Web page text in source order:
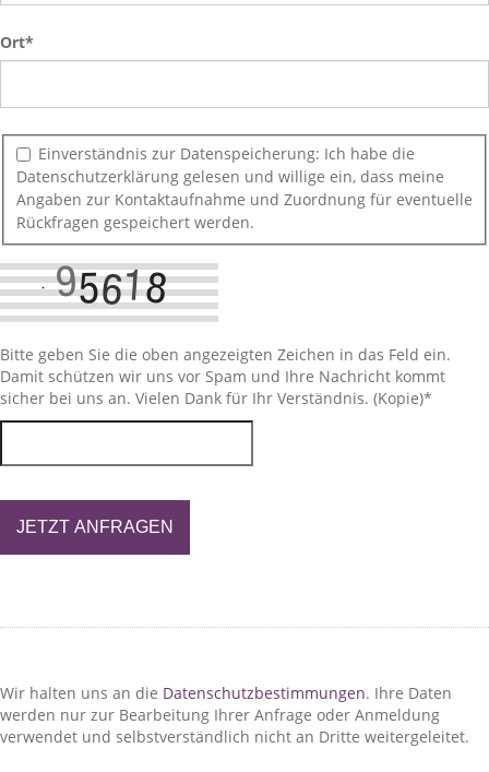
Ort*
Einverständnis zur Datenspeicherung: Ich habe die
Datenschutzerklärung gelesen und willige ein, dass meine
Angaben zur Kontaktaufnahme und Zuordnung für eventuelle
Rückfragen gespeichert werden.
Bitte geben Sie die oben angezeigten Zeichen in das Feld ein.
Damit schützen wir uns vor Spam und Ihre Nachricht kommt
sicher bei uns an. Vielen Dank für Ihr Verständnis. (Kopie)*
JETZT ANFRAGEN
Wir halten uns an die Datenschutzbestimmungen. Ihre Daten
werden nur zur Bearbeitung Ihrer Anfrage oder Anmeldung
verwendet und selbstverständlich nicht an Dritte weitergeleitet.